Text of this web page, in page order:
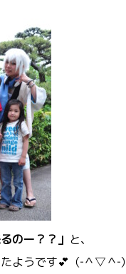
のー？？」 と、
ようです💕（‐＾▽＾‐）